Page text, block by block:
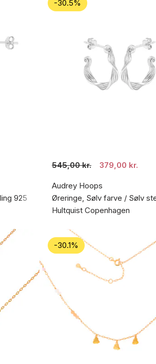
925
-30.5%
545,00 kr. 379,00 kr.
Audrey Hoops
Øreringe, Sølv farve / Sølv
Hultquist Copenhagen
-30.1%